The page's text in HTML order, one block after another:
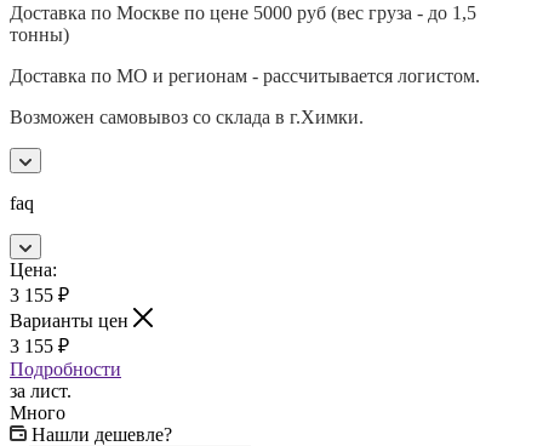
Доставка по Москве по цене 5000 руб (вес груза - до 1,5
тонны)
Доставка по МО и регионам - рассчитывается логистом.
Возможен самовывоз со склада в г.Химки.
faq
Цена:
3 155 ₽
Варианты цен
3 155 ₽
Подробности
за лист.
Много
Нашли дешевле?